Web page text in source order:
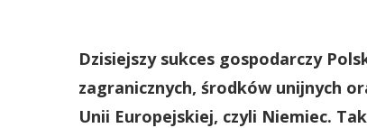
Dzisiejszy sukces gospodarczy
zagranicznych, środków unijnych
Unii Europejskiej, czyli Niemiec.